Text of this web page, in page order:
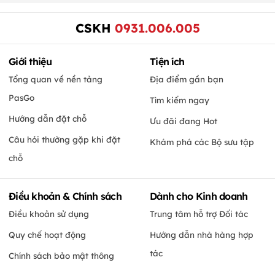
CSKH 0931.006.005
Giới thiệu
Tổng quan về nền tảng
PasGo
Hướng dẫn đặt chỗ
Câu hỏi thường gặp khi đặt
chỗ
Tiện ích
Địa điểm gần bạn
Tìm kiếm ngay
Ưu đãi đang Hot
Khám phá các Bộ sưu tập
Điều khoản & Chính sách
Điều khoản sử dụng
Quy chế hoạt động
Chính sách bảo mật thông
Dành cho Kinh doanh
Trung tâm hỗ trợ Đối tác
Hướng dẫn nhà hàng hợp
tác